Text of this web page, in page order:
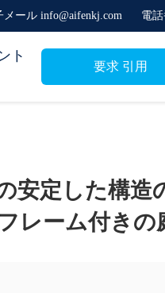
メール info@aifenkj.com 電
ト
要求 引用
安定した構造
レーム付きの